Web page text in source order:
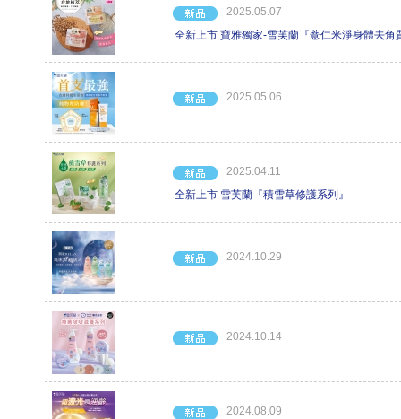
2025.05.07
全新上市 寶雅獨家-雪芙蘭『薏仁米淨身體去角
2025.05.06
2025.04.11
全新上市 雪芙蘭『積雪草修護系列』
2024.10.29
2024.10.14
2024.08.09